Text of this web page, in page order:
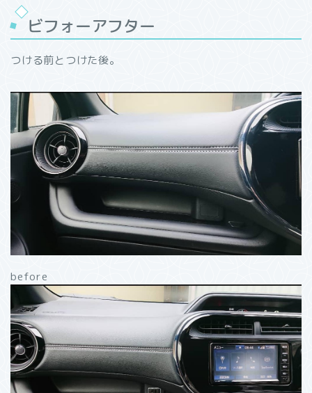
ビフォーアフター
つける前とつけた後。
before